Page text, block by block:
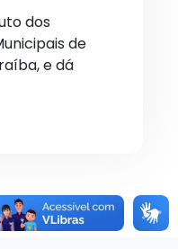
dos
de
e dá